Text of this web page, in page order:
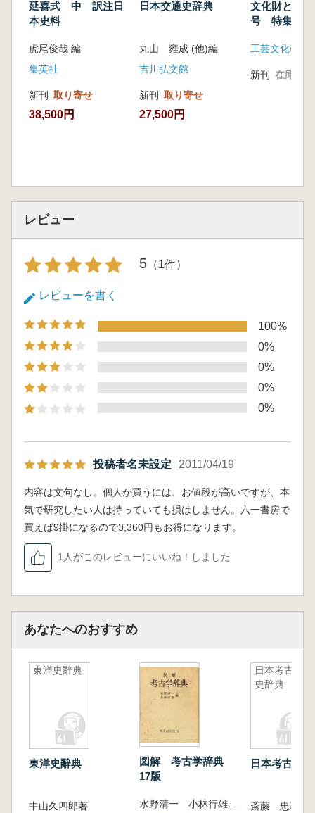
延喜式 中 訳注日
本史料
虎尾俊哉 編
集英社
新刊 取り寄せ
38,500円
日本交通史辞典
丸山 雍成 (他)編
吉川弘文館
新刊 取り寄せ
27,500円
文化財と技
号 特集 ヤ
の繋がり
工芸文化研究
新刊 在庫なし
レビュー
5 （1件）
レビューを書く
100%
0%
0%
0%
0%
投稿者名未設定 2011/04/19
内容は文句なし。個人が買うには、お値段が高いですが、本
気で研究したい人は持っていても損はしません。六一書房で
買えば9掛になるので3,360円もお得になります。
1人がこのレビューにいいね！しました
あなたへのおすすめ
東洋史辭典
東洋史辭典
中山久四郎著
図解 考古学辞典
17版
日本考古学
史辞典
日本考古学
斎藤 忠著